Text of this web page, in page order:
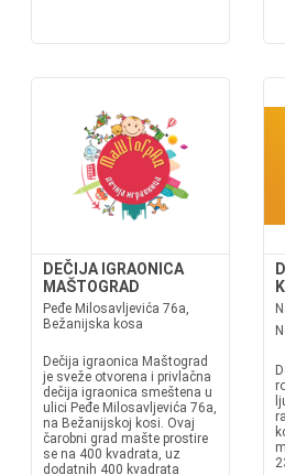
DEČIJA IGRAONICA
MAŠTOGRAD
Peđe Milosavljevića 76a,
Bežanijska kosa
Dečija igraonica Maštograd
je sveže otvorena i privlačna
dečija igraonica smeštena u
ulici Peđe Milosavljevića 76a,
na Bežanijskoj kosi. Ovaj
čarobni grad mašte prostire
se na 400 kvadrata, uz
dodatnih 400 kvadrata